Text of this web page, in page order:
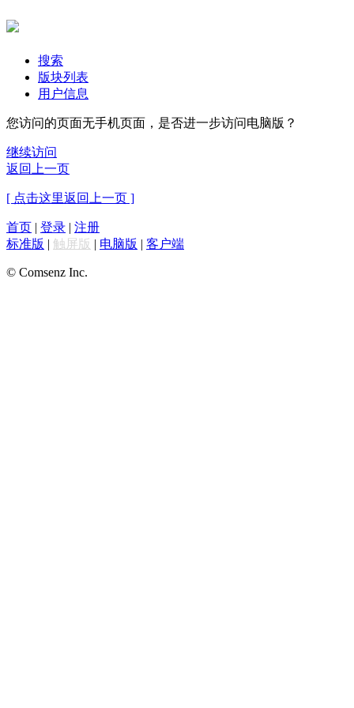
搜索
版块列表
用户信息
您访问的页面无手机页面，是否进一步访问电脑版？
继续访问
返回上一页
[ 点击这里返回上一页 ]
首页 | 登录 | 注册
标准版 | 触屏版 | 电脑版 | 客户端
© Comsenz Inc.